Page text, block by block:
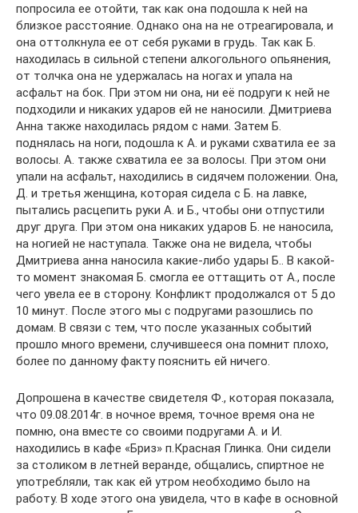
попросила ее отoйти, так как она подошла к ней на
близкое расстояние. Однако она на не отреагировала, и
она оттолкнула ее от себя руками в грудь. Так как Б.
находилась в сильной степени алкогольного опьянения,
от толчка она не удержалась на ногах и упала на
асфальт на бок. При этом ни она, ни её подруги к ней не
подходили и никаких ударов ей не наносили. Дмитриева
Анна также находилась рядом с нами. Затем Б.
поднялась на ноги, подошла к А. и руками схватила ее за
волосы. А. также схватила ее за волосы. При этом они
упали на асфальт, находились в сидячем положении. Она,
Д. и третья женщина, которая сидела с Б. на лавке,
пытались расцепить руки А. и Б., чтобы они отпустили
друг друга. При этом она никаких ударов Б. не наносила,
на ногией не наступала. Также она не видела, чтобы
Дмитриева анна наносила какие-либо удары Б.. В какой-
то момент знакомая Б. смогла ее оттащить от А., после
чего увела ее в сторону. Конфликт продолжался от 5 до
10 минут. После этого мы с подругами разошлись по
домам. В связи с тем, что после указанных событий
прошло много времени, случившееся она помнит плохо,
более по данному факту пояснить ей ничего.
Допрошена в качестве свидетеля Ф., которая показала,
что 09.08.2014г. в ночное время, точное время она не
помню, она вместе со своими подругами А. и И.
находились в кафе «Бриз» п.Красная Глинка. Они сидели
за столиком в летней веранде, общались, спиртное не
употребляли, так как ей утром необходимо было на
работу. В ходе этого она увидела, что в кафе в основной